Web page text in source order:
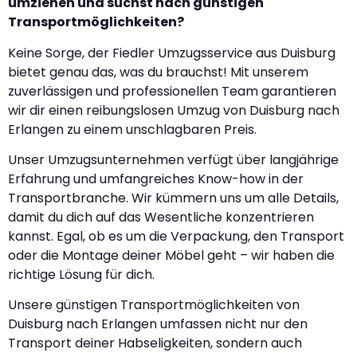
Transportmöglichkeiten?
Keine Sorge, der Fiedler Umzugsservice aus Duisburg
bietet genau das, was du brauchst! Mit unserem
zuverlässigen und professionellen Team garantieren
wir dir einen reibungslosen Umzug von Duisburg nach
Erlangen zu einem unschlagbaren Preis.
Unser Umzugsunternehmen verfügt über langjährige
Erfahrung und umfangreiches Know-how in der
Transportbranche. Wir kümmern uns um alle Details,
damit du dich auf das Wesentliche konzentrieren
kannst. Egal, ob es um die Verpackung, den Transport
oder die Montage deiner Möbel geht – wir haben die
richtige Lösung für dich.
Unsere günstigen Transportmöglichkeiten von
Duisburg nach Erlangen umfassen nicht nur den
Transport deiner Habseligkeiten, sondern auch